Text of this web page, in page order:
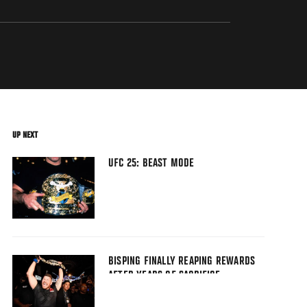
UP NEXT
UFC 25: BEAST MODE
BISPING FINALLY REAPING REWARDS
AFTER YEARS OF SACRIFICE